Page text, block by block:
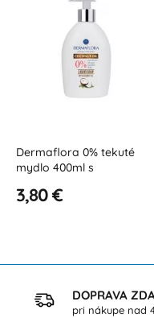
Dermaflora 0% tekuté
mydlo 400ml s
3,80 €
DOPRAVA
pri nákupe nad